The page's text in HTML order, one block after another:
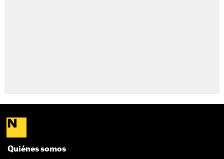
Quiénes somos